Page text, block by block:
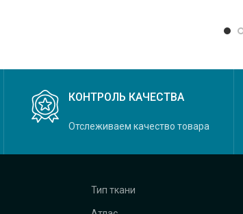
КОНТРОЛЬ КАЧЕСТВА
Отслеживаем качество товара
Тип ткани